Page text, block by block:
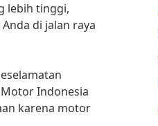
lebih tinggi,
di jalan raya
Indonesia
karena motor